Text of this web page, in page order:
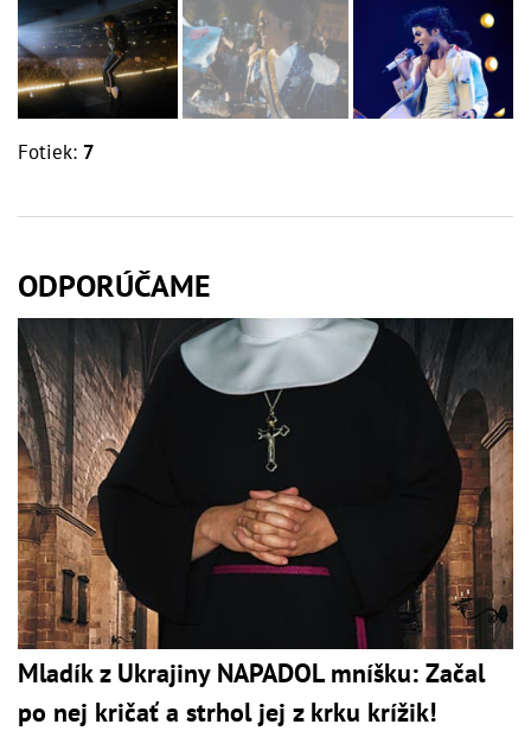
Fotiek: 7
ODPORÚČAME
Mladík z Ukrajiny NAPADOL mníšku: Začal
po nej kričať a strhol jej z krku krížik!